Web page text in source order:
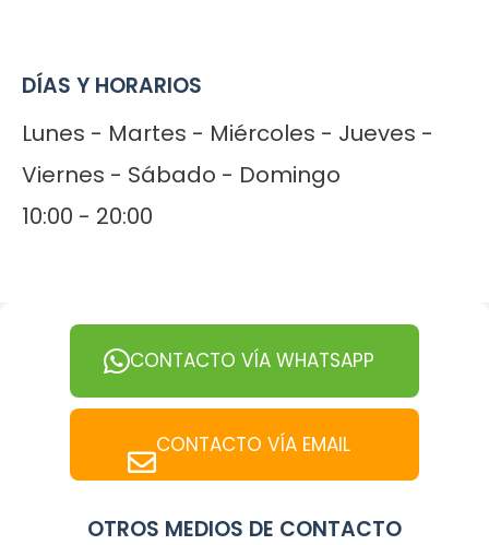
DÍAS Y HORARIOS
Lunes - Martes - Miércoles - Jueves -
Viernes - Sábado - Domingo
10:00 - 20:00
CONTACTO VÍA WHATSAPP
CONTACTO VÍA EMAIL
OTROS MEDIOS DE CONTACTO